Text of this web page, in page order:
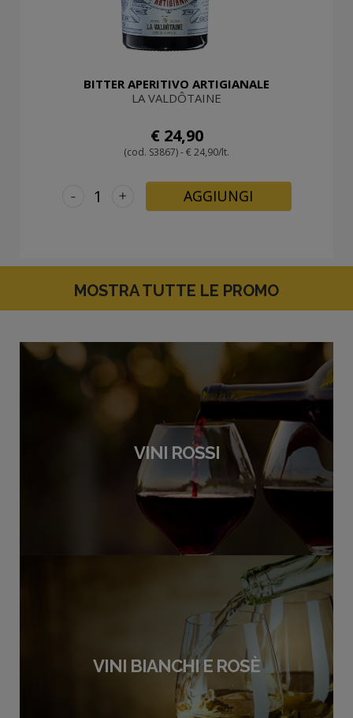
BITTER APERITIVO ARTIGIANALE
LA VALDÔTAINE
€ 24,90
(cod. S3867) - € 24,90/lt.
+
- AGGIUNGI
MOSTRA TUTTE LE PROMO
VINI ROSSI
VINI BIANCHI E ROSÈ